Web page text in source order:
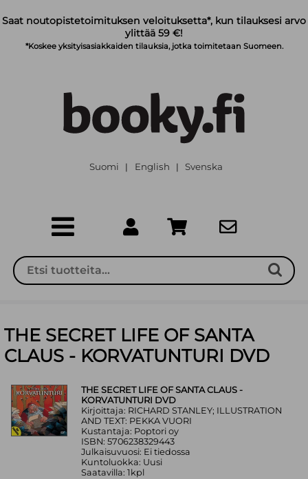
Saat noutopistetoimituksen veloituksetta*, kun tilauksesi arvo
ylittää 59 €!
*Koskee yksityisasiakkaiden tilauksia, jotka toimitetaan Suomeen.
Suomi | English | Svenska
THE SECRET LIFE OF SANTA
CLAUS - KORVATUNTURI DVD
THE SECRET LIFE OF SANTA CLAUS -
KORVATUNTURI DVD
Kirjoittaja: RICHARD STANLEY; ILLUSTRATION
AND TEXT: PEKKA VUORI
Kustantaja: Poptori oy
ISBN: 5706238329443
Julkaisuvuosi: Ei tiedossa
Kuntoluokka: Uusi
Saatavilla: 1kpl